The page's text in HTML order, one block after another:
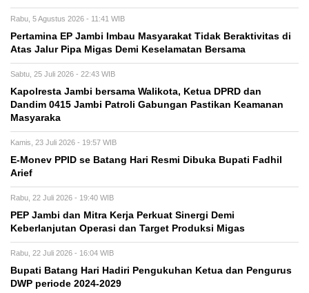
Rabu, 5 Agustus 2026 - 11:41 WIB
Pertamina EP Jambi Imbau Masyarakat Tidak Beraktivitas di
Atas Jalur Pipa Migas Demi Keselamatan Bersama
Sabtu, 25 Juli 2026 - 22:43 WIB
Kapolresta Jambi bersama Walikota, Ketua DPRD dan
Dandim 0415 Jambi Patroli Gabungan Pastikan Keamanan
Masyaraka
Kamis, 23 Juli 2026 - 19:57 WIB
E-Monev PPID se Batang Hari Resmi Dibuka Bupati Fadhil
Arief
Rabu, 22 Juli 2026 - 19:40 WIB
PEP Jambi dan Mitra Kerja Perkuat Sinergi Demi
Keberlanjutan Operasi dan Target Produksi Migas
Rabu, 22 Juli 2026 - 16:04 WIB
Bupati Batang Hari Hadiri Pengukuhan Ketua dan Pengurus
DWP periode 2024-2029